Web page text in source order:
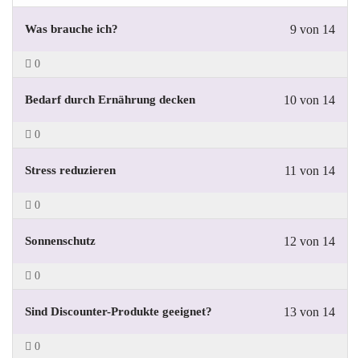
9 von 14
Was brauche ich?
0
10 von 14
Bedarf durch Ernährung decken
0
11 von 14
Stress reduzieren
0
12 von 14
Sonnenschutz
0
13 von 14
Sind Discounter-Produkte geeignet?
0